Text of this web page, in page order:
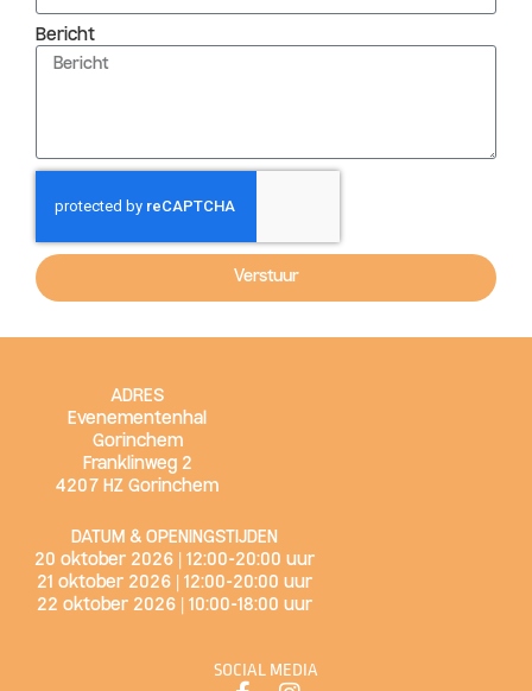
Bericht
Verstuur
ADRES
Evenementenhal
Gorinchem
Franklinweg 2
4207 HZ Gorinchem
DATUM & OPENINGSTIJDEN
20 oktober 2026 | 12:00-20:00 uur
21 oktober 2026 | 12:00-20:00 uur
22 oktober 2026 | 10:00-18:00 uur
SOCIAL MEDIA